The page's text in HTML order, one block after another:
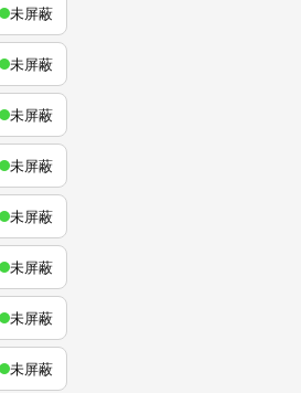
未屏蔽
未屏蔽
未屏蔽
未屏蔽
未屏蔽
未屏蔽
未屏蔽
未屏蔽